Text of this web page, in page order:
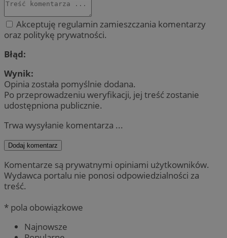
Akceptuję regulamin zamieszczania komentarzy
oraz politykę prywatności.
Błąd:
Wynik:
Opinia została pomyślnie dodana.
Po przeprowadzeniu weryfikacji, jej treść zostanie
udostępniona publicznie.
Trwa wysyłanie komentarza ...
Dodaj komentarz
Komentarze są prywatnymi opiniami użytkowników.
Wydawca portalu nie ponosi odpowiedzialności za
treść.
* pola obowiązkowe
Najnowsze